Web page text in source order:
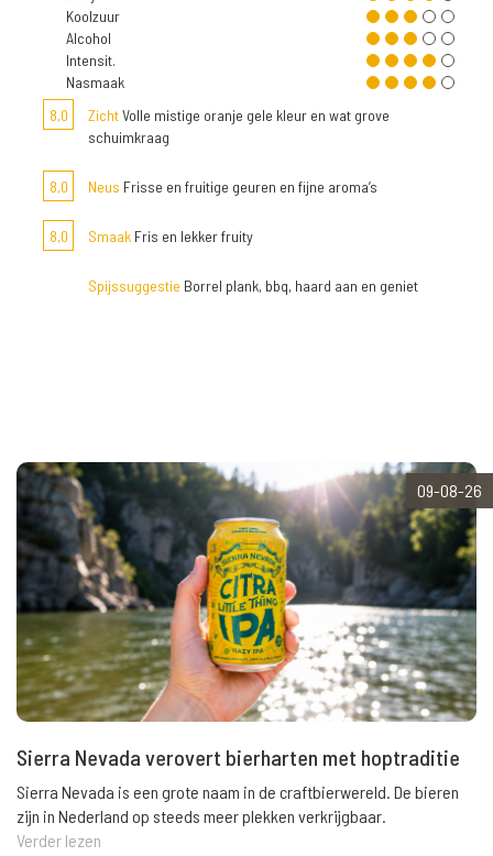
Koolzuur
Alcohol
Intensit.
Nasmaak
8,0
ZichtVolle mistige oranje gele kleur en wat grove
schuimkraag
8,0 Neus Frisse en fruitige geuren en fijne aroma’s
8,0 Smaak Fris en lekker fruity
Spijssuggestie Borrel plank, bbq, haard aan en geniet
09-08-26
Sierra Nevada verovert bierharten met hoptraditie
Sierra Nevada is een grote naam in de craftbierwereld. De bieren
zijn in Nederland op steeds meer plekken verkrijgbaar.
Verder lezen